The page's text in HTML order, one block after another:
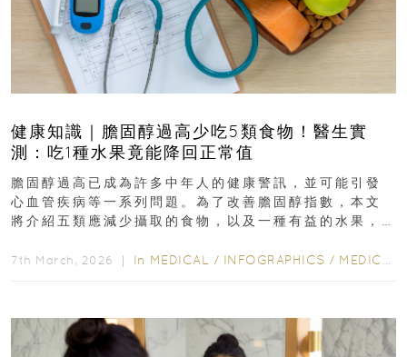
健康知識｜膽固醇過高少吃5類食物！醫生實
測：吃1種水果竟能降回正常值
膽固醇過高已成為許多中年人的健康警訊，並可能引發
心血管疾病等一系列問題。為了改善膽固醇指數，本文
將介紹五類應減少攝取的食物，以及一種有益的水果，
7th March, 2026 ｜ In MEDICAL / INFOGRAPHICS / MEDICAL